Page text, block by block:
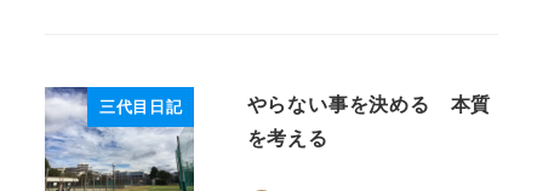
三代目日記
やらない事を決める 本質
を考える